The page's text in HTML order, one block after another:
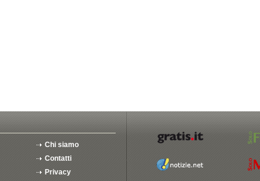
Chi siamo
Contatti
Privacy